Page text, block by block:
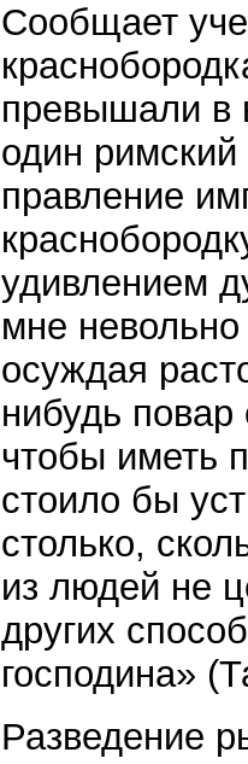
Сообщает
превышали в
один
правление
удивлением
мне невольно
осуждая
нибудь
чтобы иметь
стоило бы
столько,
из людей не
других
господина»
Разведение